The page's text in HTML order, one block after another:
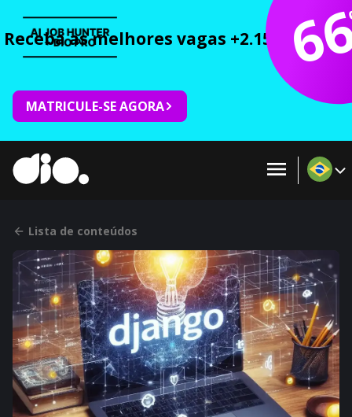
Receba as melhores vagas +2.150 cursos
MATRICULE-SE AGORA
Lista de conteúdos